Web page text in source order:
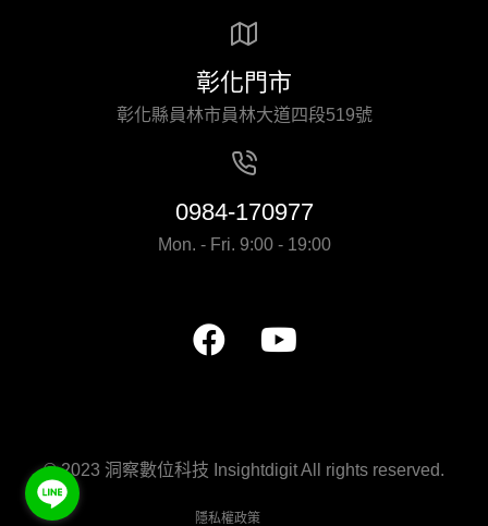
彰化門市
彰化縣員林市員林大道四段519號
0984-170977
Mon. - Fri. 9:00 - 19:00
© 2023 洞察數位科技 Insightdigit All rights reserved.
隱私權政策